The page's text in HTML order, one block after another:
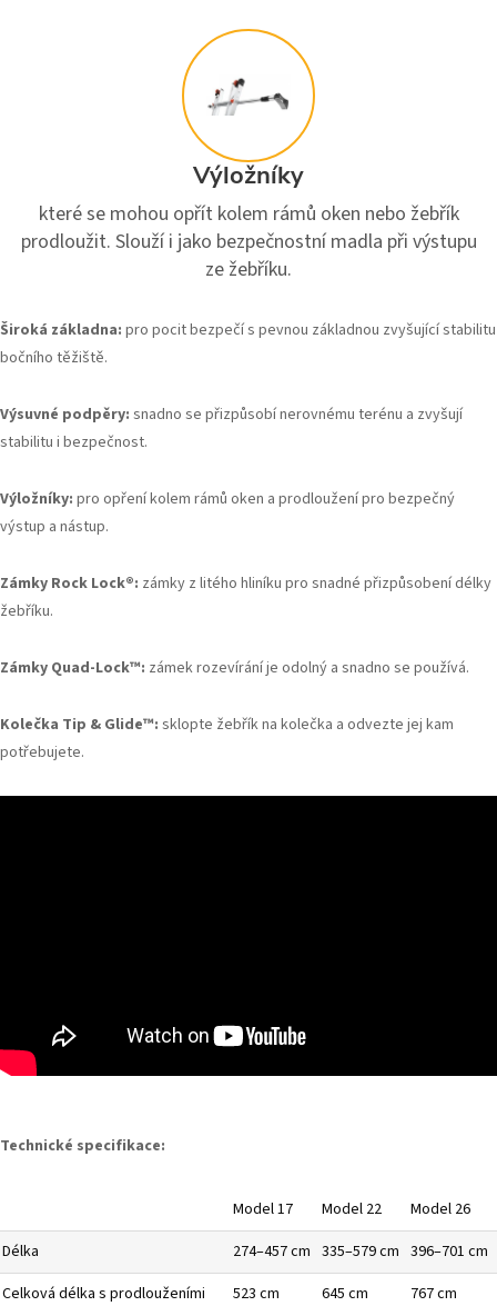
Výložníky
které se mohou opřít kolem rámů oken nebo žebřík
prodloužit. Slouží i jako bezpečnostní madla při výstupu
ze žebříku.
Široká základna: pro pocit bezpečí s pevnou základnou zvyšující stabilitu
bočního těžiště.
Výsuvné podpěry: snadno se přizpůsobí nerovnému terénu a zvyšují
stabilitu i bezpečnost.
Výložníky: pro opření kolem rámů oken a prodloužení pro bezpečný
výstup a nástup.
Zámky Rock Lock®: zámky z litého hliníku pro snadné přizpůsobení délky
žebříku.
Zámky Quad-Lock™: zámek rozevírání je odolný a snadno se používá.
Kolečka Tip & Glide™: sklopte žebřík na kolečka a odvezte jej kam
potřebujete.
Technické specifikace:
Model 17 Model 22
Model 26
Délka
274–457 cm 335–579 cm 396–701 cm
Celková délka s prodlouženími
523 cm 645 cm
767 cm